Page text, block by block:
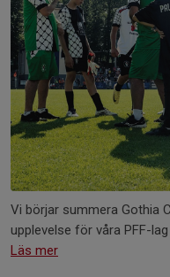
Vi börjar summera Gothia
upplevelse för våra PFF-
Läs mer